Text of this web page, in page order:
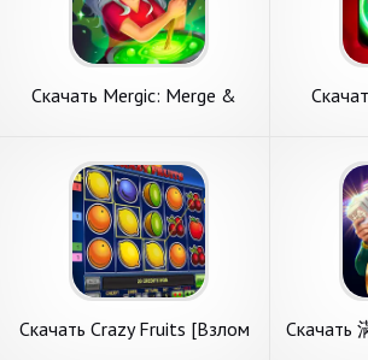
Скачать Mergic: Merge &
Скачать Crazy Fruits [Взлом
Скачать